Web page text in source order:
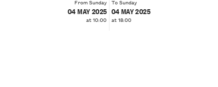
From Sunday
04 MAY 2025
at 10:00
To Sunday
04 MAY 2025
at 18:00